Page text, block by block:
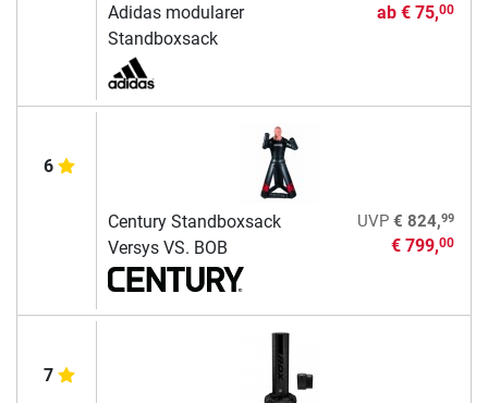
Adidas modularer
Standboxsack
ab € 75,00
6
Century Standboxsack
Versys VS. BOB
UVP € 824,99
€ 799,00
7